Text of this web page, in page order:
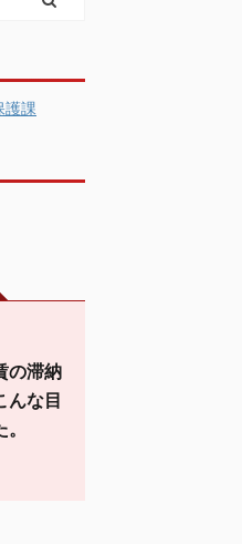
課
の滞納
んな目